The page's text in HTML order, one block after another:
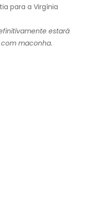
para a Virgínia
estará
maconha.